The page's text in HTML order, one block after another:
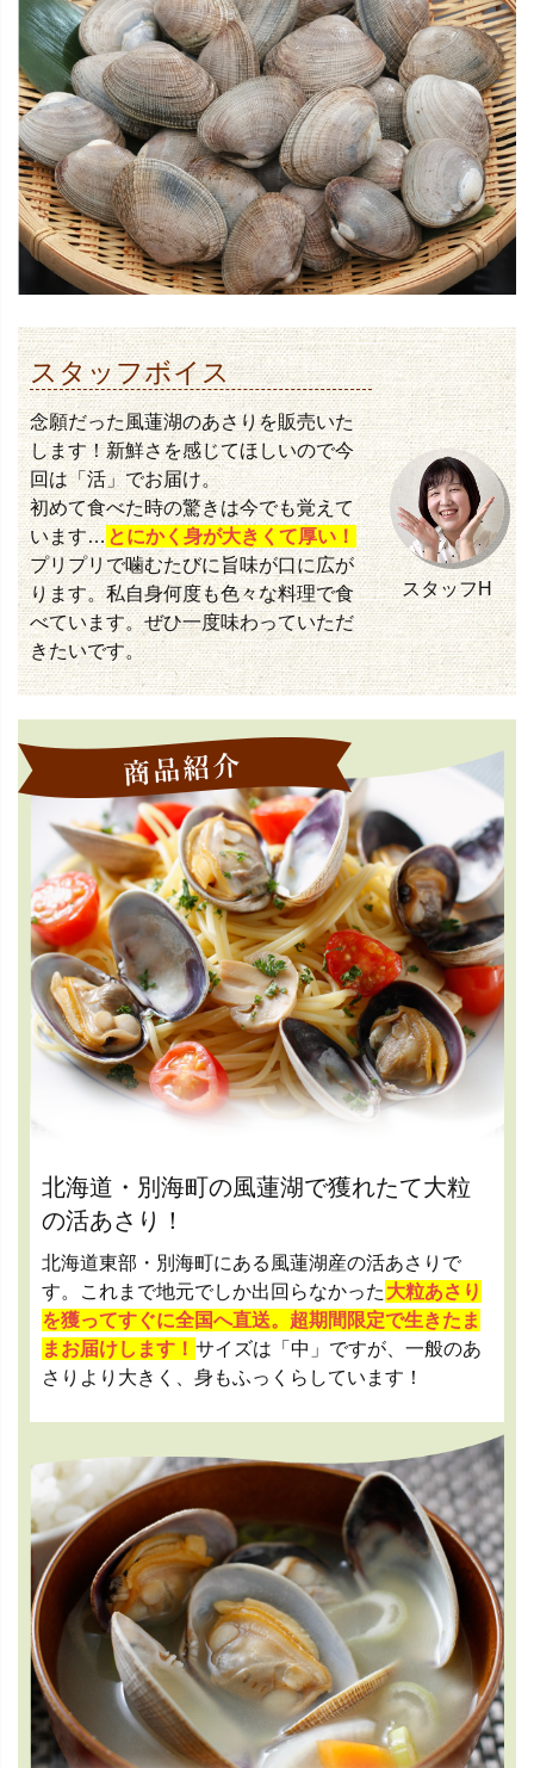
スタッフボイス
念願だった風蓮湖のあさりを販売いた
します！新鮮さを感じてほしいので今
回は「活」でお届け。
初めて食べた時の驚きは今でも覚えて
います… とにかく身が大きくて厚い！
プリプリで噛むたびに旨味が口に広が
ります。私自身何度も色々な料理で食
べています。ぜひ一度味わっていただ
きたいです。
スタッフH
北海道・別海町の風蓮湖で獲れたて大粒
の活あさり！
北海道東部・別海町にある風蓮湖産の活あさりで
す。これまで地元でしか出回らなかった 大粒あさり
を獲ってすぐに全国へ直送。超期間限定で生きたま
まお届けします！ サイズは「中」ですが、一般のあ
さりより大きく、身もふっくらしています！